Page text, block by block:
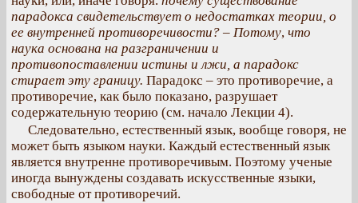
парадокса свидетельствует о недостатках теории, о
ее внутренней противоречивости? – Потому, что
наука основана на разграничении и
противопоставлении истины и лжи, а парадокс
стирает эту границу. Парадокс – это противоречие, а
противоречие, как было показано, разрушает
содержательную теорию (см. начало Лекции 4).
Следовательно, естественный язык, вообще говоря, не
может быть языком науки. Каждый естественный язык
является внутренне противоречивым. Поэтому ученые
иногда вынуждены создавать искусственные языки,
свободные от противоречий.